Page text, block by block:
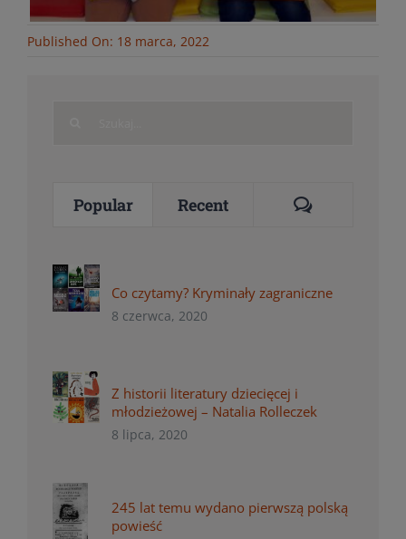
Published On: 18 marca, 2022
Popular Recent Comments
Co czytamy? Kryminały zagraniczne
8 czerwca, 2020
Z historii literatury dziecięcej i
młodzieżowej – Natalia Rolleczek
8 lipca, 2020
245 lat temu wydano pierwszą polską
powieść